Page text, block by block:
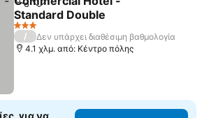
Κοινοποίηση
Προσθήκη στα αγαπημένα
Standard Double
Εμφάνιση τιμών
3 Αστέρια
/
Δεν υπάρχει διαθέσιμη βαθμολογία
4.1 χλμ. από: Κέντρο πόλης
για να